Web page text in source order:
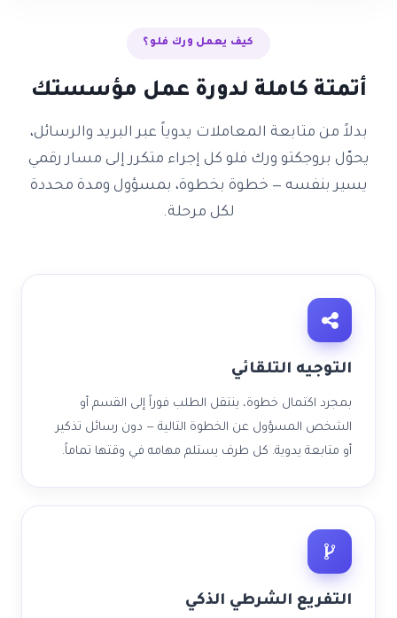
كيف يعمل ورك فلو؟
أتمتة كاملة لدورة عمل مؤسستك
بدلاً من متابعة المعاملات يدوياً عبر البريد والرسائل،
يحوّل بروجكتو ورك فلو كل إجراء متكرر إلى مسار رقمي
يسير بنفسه — خطوة بخطوة، بمسؤول ومدة محددة
لكل مرحلة.
التوجيه التلقائي
بمجرد اكتمال خطوة، ينتقل الطلب فوراً إلى القسم أو
الشخص المسؤول عن الخطوة التالية — دون رسائل تذكير
أو متابعة يدوية. كل طرف يستلم مهامه في وقتها تماماً.
التفريع الشرطي الذكي